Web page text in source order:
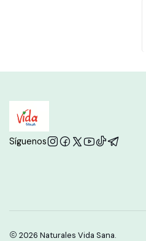
Síguenos
2026 Naturales Vida Sana.